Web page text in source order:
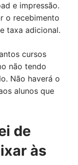
e impressão.
o recebimento
taxa adicional.
cursos
não tendo
Não haverá o
alunos que
de
às